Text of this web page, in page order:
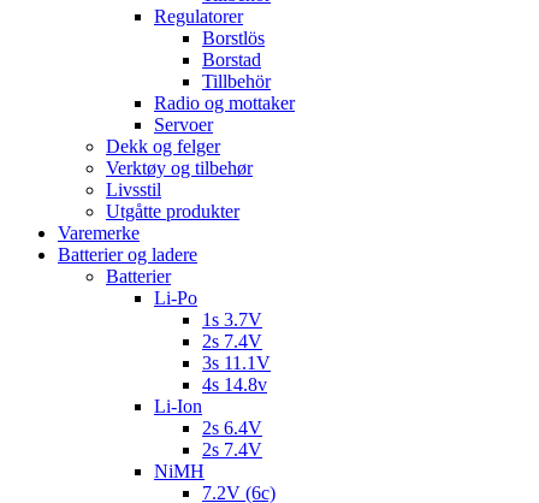
Regulatorer
Borstlös
Borstad
Tillbehör
Radio og mottaker
Servoer
Dekk og felger
Verktøy og tilbehør
Livsstil
Utgåtte produkter
Varemerke
Batterier og ladere
Batterier
Li-Po
1s 3.7V
2s 7.4V
3s 11.1V
4s 14.8v
Li-Ion
2s 6.4V
2s 7.4V
NiMH
7.2V (6c)